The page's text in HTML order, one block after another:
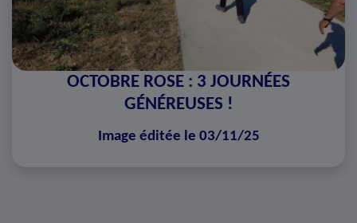
OCTOBRE ROSE : 3 JOURNÉES
GÉNÉREUSES !
Image éditée le 03/11/25